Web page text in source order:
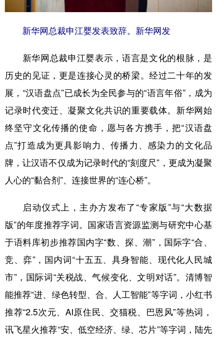
新华网总裁申江婴发表致辞。新华网发
新华网总裁申江婴表示，语言是文化的根脉，是
历史的见证，更是连接心灵的桥梁。经过二十年的发
展，“汉语盘点”已成长为全民参与的“语言年俗”，成为
记录时代变迁、凝聚文化共识的重要载体。新华网始
终坚守文化传播的使命，愿与各方携手，把“汉语盘
点”打造成为更具影响力、传播力、感染力的文化品
牌，让汉语不仅成为记录时代的“刻度尺”，更成为凝聚
人心的“黏合剂”、连接世界的“连心桥”。​
启动仪式上，主办方发布了“专家版”与“大数据
版”的年度推荐字词。国家语言资源监测与研究中心基
于语料库初步推荐国内字“数、探、潮”，国际字“合、
竞、弈”，国内词“十五五、具身智能、现代化人民城
市”，国际词“关税战、气候变化、文明对话”。清博智
能推荐“进、绿色转型、合、人工智能”等字词，小红书
推荐“2.5次元、AI原住民、交猫税、巴恩风”等热词，
讯飞星火推荐“安、低空经济、绿、芯片”等字词，陆先